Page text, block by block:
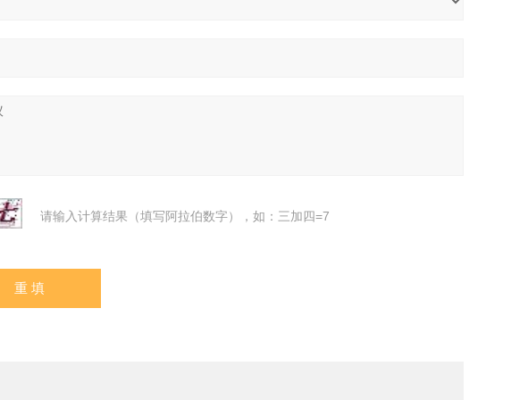
请输入计算结果（填写阿拉伯数字），如：三加四=7